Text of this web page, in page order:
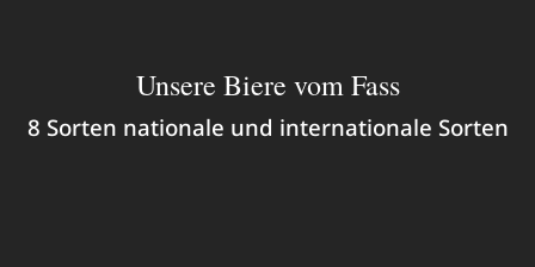
Unsere Biere vom Fass
8 Sorten nationale und internationale Sorten